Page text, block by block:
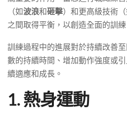
（如波浪和砸擊）和更高級技術
之間取得平衡，以創造全面的訓練
訓練過程中的進展對於持續改善
數的持續時間、增加動作強度或
續適應和成長。
1. 熱身運動